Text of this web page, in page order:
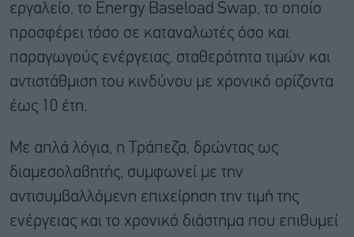
εργαλείο, το Energy Baseload Swap, το οποίο
προσφέρει τόσο σε καταναλωτές όσο και
παραγωγούς ενέργειας, σταθερότητα τιμών και
αντιστάθμιση του κινδύνου με χρονικό ορίζοντα
έως 10 έτη.
Με απλά λόγια, η Τράπεζα, δρώντας ως
διαμεσολαβητής, συμφωνεί με την
αντισυμβαλλόμενη επιχείρηση την τιμή της
ενέργειας και το χρονικό διάστημα που επιθυμεί